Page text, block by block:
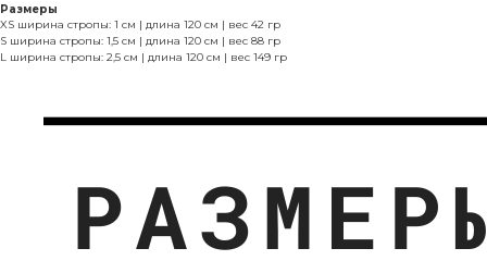
Размеры
XS ширина стропы: 1 см | длина 120 см | вес 42 гр
S ширина стропы: 1,5 см | длина 120 см | вес 88 гр
L ширина стропы: 2,5 см | длина 120 см | вес 149 гр